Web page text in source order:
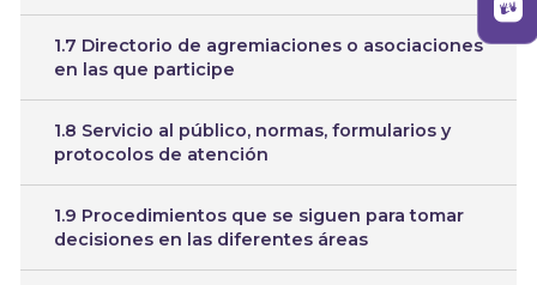
1.7 Directorio de agremiaciones o asociaciones
en las que participe
1.8 Servicio al público, normas, formularios y
protocolos de atención
1.9 Procedimientos que se siguen para tomar
decisiones en las diferentes áreas